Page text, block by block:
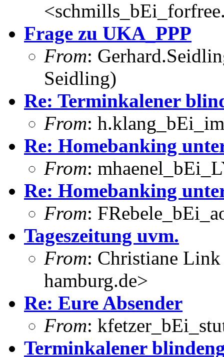
Frage zu UKA_PPP
From:
Seidling)
Re: Terminkalener
From:
Re: Homebanking
From:
Re: Homebanking
From:
Tageszeitung uvm.
From: Christiane
hamburg.de>
Re: Eure Absender
From:
Terminkalener